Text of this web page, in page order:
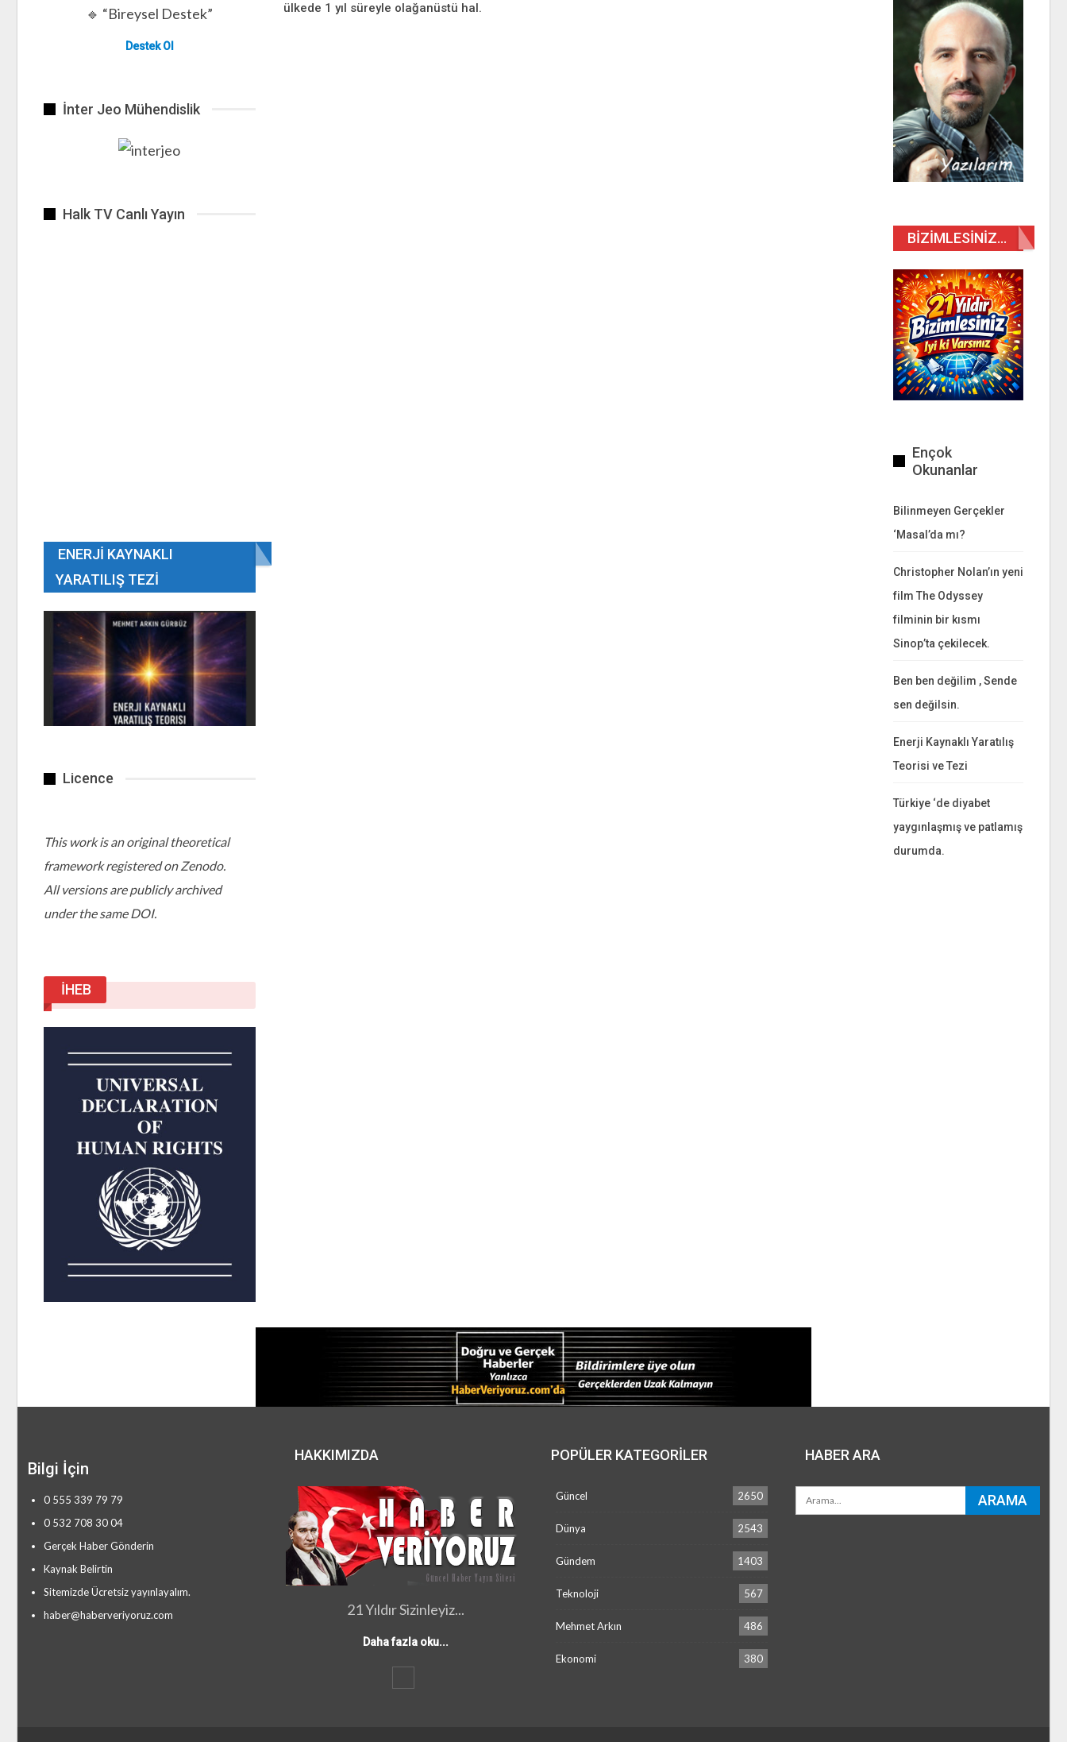
ülkede 1 yıl süreyle olağanüstü hal.
🔹 “Bireysel Destek”
Destek Ol
İnter Jeo Mühendislik
Halk TV Canlı Yayın
ENERJI KAYNAKLI
YARATILIŞ TEZI
Licence
This work is an original theoretical
framework registered on Zenodo.
All versions are publicly archived
under the same DOI.
İHEB
BIZIMLESINIZ…
Ençok
Okunanlar
Bilinmeyen Gerçekler
‘Masal’da mı?
Christopher Nolan’ın yeni
film The Odyssey
filminin bir kısmı
Sinop’ta çekilecek.
Ben ben değilim , Sende
sen değilsin.
Enerji Kaynaklı Yaratılış
Teorisi ve Tezi
Türkiye ‘de diyabet
yaygınlaşmış ve patlamış
durumda.
Bilgi İçin
0 555 339 79 79
0 532 708 30 04
Gerçek Haber Gönderin
Kaynak Belirtin
Sitemizde Ücretsiz yayınlayalım.
haber@haberveriyoruz.com
HAKKIMIZDA
21 Yıldır Sizinleyiz...
Daha fazla oku...
POPÜLER KATEGORILER
Güncel 2650
Dünya 2543
Gündem 1403
Teknoloji 567
Mehmet Arkın 486
Ekonomi 380
HABER ARA